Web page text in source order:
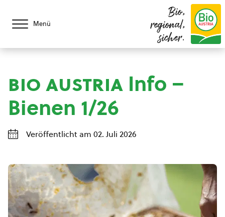
Menü
Bio,
regional,
sicher.
bio austria Info –
Bienen 1/26
Veröffentlicht am 02. Juli 2026